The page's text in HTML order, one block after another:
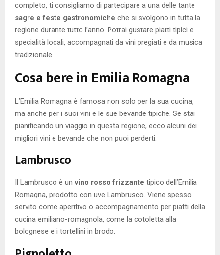
completo, ti consigliamo di partecipare a una delle tante
sagre e feste gastronomiche che si svolgono in tutta la
regione durante tutto l’anno. Potrai gustare piatti tipici e
specialità locali, accompagnati da vini pregiati e da musica
tradizionale.
Cosa bere in Emilia Romagna
L’Emilia Romagna è famosa non solo per la sua cucina,
ma anche per i suoi vini e le sue bevande tipiche. Se stai
pianificando un viaggio in questa regione, ecco alcuni dei
migliori vini e bevande che non puoi perderti:
Lambrusco
Il Lambrusco è unvino rosso frizzante tipico dell’Emilia
Romagna, prodotto con uve Lambrusco. Viene spesso
servito come aperitivo o accompagnamento per piatti della
cucina emiliano-romagnola, come la cotoletta alla
bolognese e i tortellini in brodo.